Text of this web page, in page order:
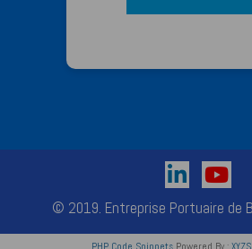
© 2019. Entreprise Portuaire de